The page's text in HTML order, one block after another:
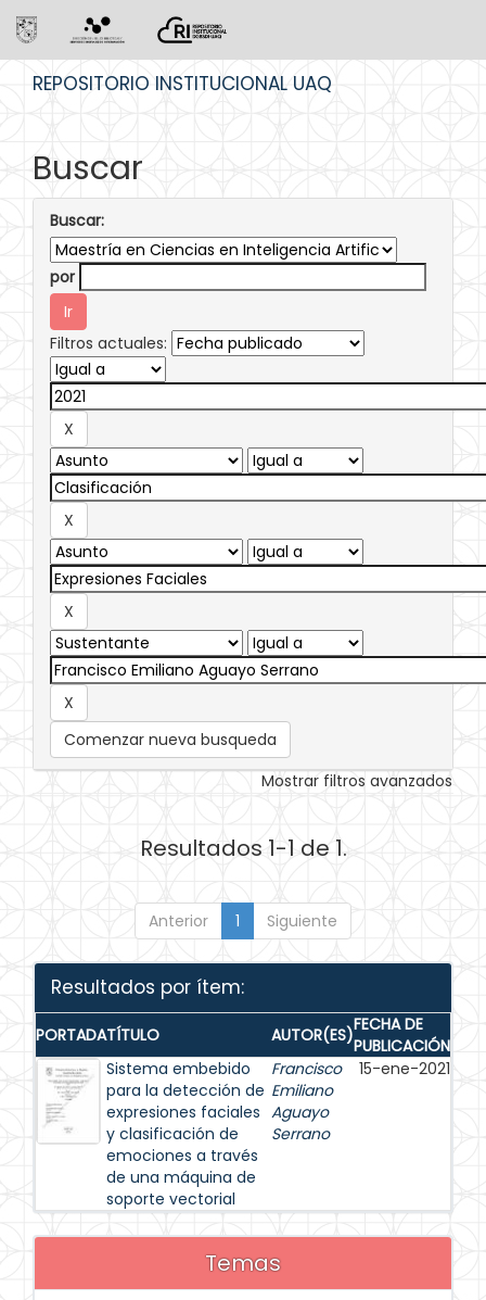
REPOSITORIO INSTITUCIONAL UAQ
Buscar
Buscar:
por
Filtros actuales:
Comenzar nueva busqueda
Mostrar filtros avanzados
Resultados 1-1 de 1.
Anterior 1 Siguiente
Resultados por ítem:
PORTADATÍTULO AUTOR(ES)FECHA DE
PUBLICACIÓN
Sistema embebido
para la detección de
expresiones faciales
y clasificación de
emociones a través
de una máquina de
soporte vectorial
Francisco
Emiliano
Aguayo
Serrano
15-ene-2021
Temas